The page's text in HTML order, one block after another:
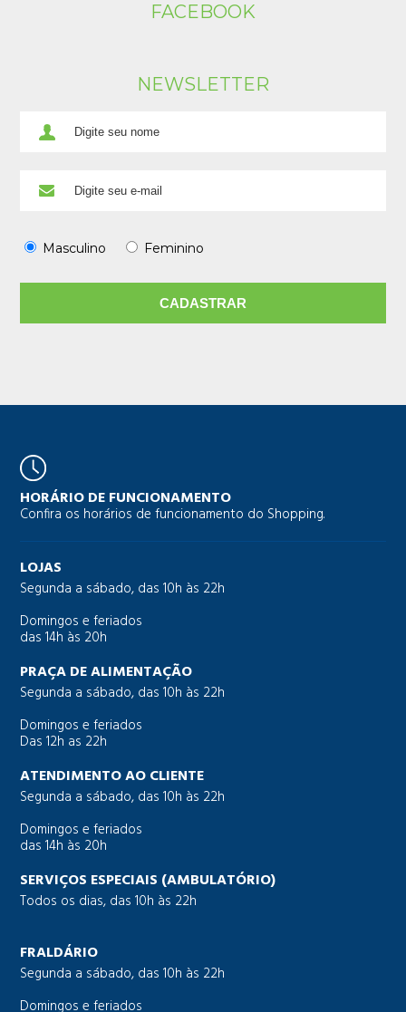
FACEBOOK
NEWSLETTER
Masculino Feminino
HORÁRIO DE FUNCIONAMENTO
Confira os horários de funcionamento do Shopping.
LOJAS
Segunda a sábado, das 10h às 22h
Domingos e feriados
das 14h às 20h
PRAÇA DE ALIMENTAÇÃO
Segunda a sábado, das 10h às 22h
Domingos e feriados
Das 12h as 22h
ATENDIMENTO AO CLIENTE
Segunda a sábado, das 10h às 22h
Domingos e feriados
das 14h às 20h
SERVIÇOS ESPECIAIS (AMBULATÓRIO)
Todos os dias, das 10h às 22h
FRALDÁRIO
Segunda a sábado, das 10h às 22h
Domingos e feriados